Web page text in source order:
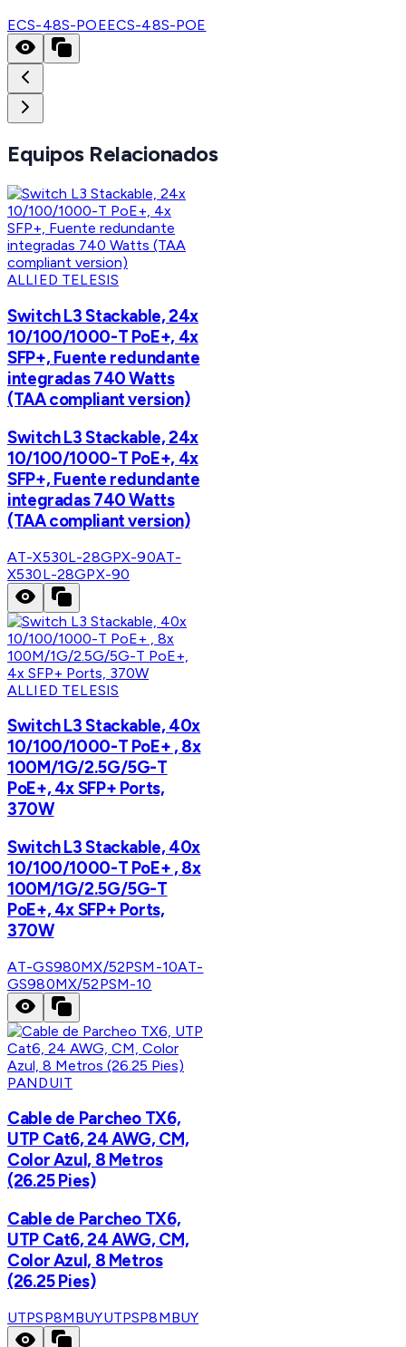
ECS-48S-POEECS-48S-POE
Equipos Relacionados
ALLIED TELESIS
Switch L3 Stackable, 24x
10/100/1000-T PoE+, 4x
SFP+, Fuente redundante
integradas 740 Watts
(TAA compliant version)
Switch L3 Stackable, 24x
10/100/1000-T PoE+, 4x
SFP+, Fuente redundante
integradas 740 Watts
(TAA compliant version)
AT-X530L-28GPX-90AT-
X530L-28GPX-90
ALLIED TELESIS
Switch L3 Stackable, 40x
10/100/1000-T PoE+ , 8x
100M/1G/2.5G/5G-T
PoE+, 4x SFP+ Ports,
370W
Switch L3 Stackable, 40x
10/100/1000-T PoE+ , 8x
100M/1G/2.5G/5G-T
PoE+, 4x SFP+ Ports,
370W
AT-GS980MX/52PSM-10AT-
GS980MX/52PSM-10
PANDUIT
Cable de Parcheo TX6,
UTP Cat6, 24 AWG, CM,
Color Azul, 8 Metros
(26.25 Pies)
Cable de Parcheo TX6,
UTP Cat6, 24 AWG, CM,
Color Azul, 8 Metros
(26.25 Pies)
UTPSP8MBUYUTPSP8MBUY